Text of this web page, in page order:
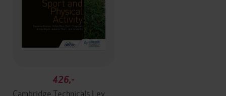
426,-